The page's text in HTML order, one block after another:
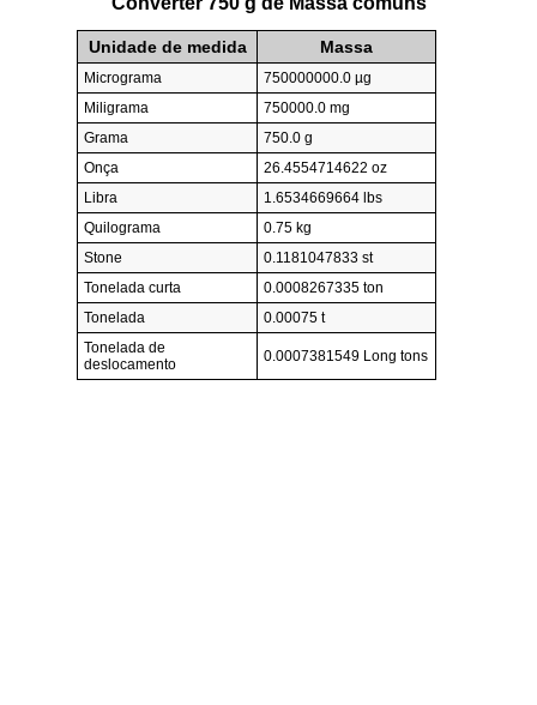
Unidade de medida Massa
Micrograma
750000000.0 µg
Miligrama
750000.0 mg
Grama
750.0 g
Onça
26.4554714622 oz
Libra
1.6534669664 lbs
Quilograma
0.75 kg
Stone
0.1181047833 st
Tonelada curta
0.0008267335 ton
Tonelada
0.00075 t
Tonelada de
deslocamento
0.0007381549 Long tons